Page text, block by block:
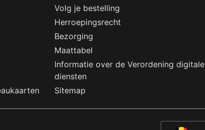
Volg je bestelling
Herroepingsrecht
Bezorging
Maattabel
Informatie over de Verordening digitale
diensten
Sitemap